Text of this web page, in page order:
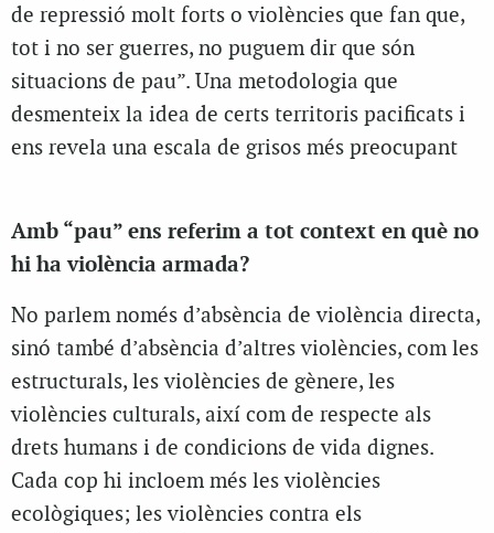
de repressió molt forts o violències que fan que,
tot i no ser guerres, no puguem dir que són
situacions de pau”. Una metodologia que
desmenteix la idea de certs territoris pacificats i
ens revela una escala de grisos més preocupant
Amb “pau” ens referim a tot context en què no
hi ha violència armada?
No parlem només d’absència de violència directa,
sinó també d’absència d’altres violències, com les
estructurals, les violències de gènere, les
violències culturals, així com de respecte als
drets humans i de condicions de vida dignes.
Cada cop hi incloem més les violències
ecològiques; les violències contra els